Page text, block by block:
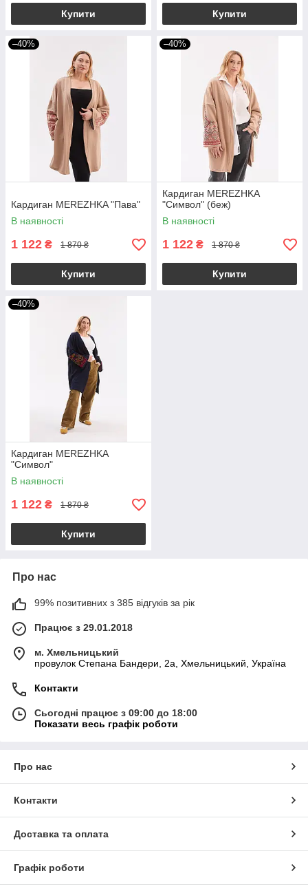
Купити Купити
–40%
Кардиган MEREZHKA "Пава"
В наявності
1 122 ₴ 1 870 ₴
Купити
–40%
Кардиган MEREZHKA
"Символ" (беж)
В наявності
1 122 ₴ 1 870 ₴
Купити
–40%
Кардиган MEREZHKA
"Символ"
В наявності
1 122 ₴ 1 870 ₴
Купити
Про нас
99% позитивних з 385 відгуків за рік
Працює з 29.01.2018
м. Хмельницький
провулок Степана Бандери, 2a, Хмельницький, Україна
Контакти
Сьогодні працює з 09:00 до 18:00
Показати весь графік роботи
Про нас
Контакти
Доставка та оплата
Графік роботи